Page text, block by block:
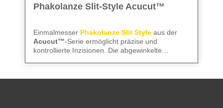
Phakolanze Slit-Style Acucut™
Einmalmesser Phakolanze Slit Style aus der
Acucut™-Serie ermöglicht präzise und
kontrollierte Inzisionen. Die abgewinkelte
präzise Dimensionierung garantiert saubere,